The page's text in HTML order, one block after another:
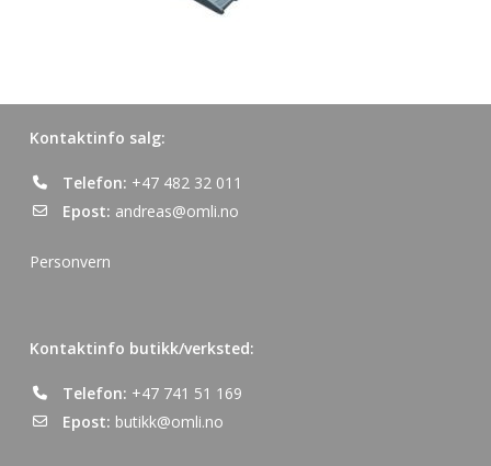
Kontaktinfo salg:
Telefon: +47 482 32 011
Epost: andreas@omli.no
Personvern
Kontaktinfo butikk/verksted:
Telefon: +47 741 51 169
Epost: butikk@omli.no